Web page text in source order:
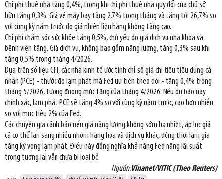
Chi phí thuê nhà tăng 0,4%, trong khi chi phí thuê nhà quy đổi của chủ sở
hữu tăng 0,3%. Giá vé máy bay tăng 2,7% trong tháng và tăng tới 26,7% so
với cùng kỳ năm trước do giá nhiên liệu hàng không tăng cao.
Chi phí chăm sóc sức khỏe tăng 0,5%, chủ yếu do giá dịch vụ nha khoa và
bệnh viện tăng. Giá dịch vụ, không bao gồm năng lượng, tăng 0,3% sau khi
tăng 0,5% trong tháng 4/2026.
Dựa trên số liệu CPI, các nhà kinh tế ước tính chỉ số giá chi tiêu tiêu dùng cá
nhân (PCE) - thước đo lạm phát mà Fed ưu tiên theo dõi - tăng 0,4% trong
tháng 5/2026, tương đương mức tăng của tháng 4/2026. Nếu dự báo này
chính xác, lạm phát PCE sẽ tăng 4% so với cùng kỳ năm trước, cao hơn nhiều
so với mục tiêu 2% của Fed.
Các chuyên gia cảnh báo nếu giá năng lượng không sớm hạ nhiệt, áp lực giá
cả có thể lan sang nhiều nhóm hàng hóa và dịch vụ khác, đồng thời làm gia
tăng kỳ vọng lạm phát. Điều này đồng nghĩa khả năng Fed nâng lãi suất
trong tương lai vẫn chưa bị loại bỏ.
Nguồn:Vinanet/VITIC (Theo Reuters)